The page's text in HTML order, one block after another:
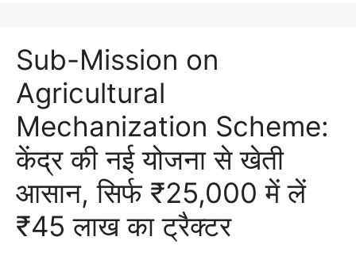
Sub-Mission on
Agricultural
Mechanization Scheme:
केंद्र की नई योजना से खेती
आसान, सिर्फ ₹25,000 में लें
₹45 लाख का ट्रैक्टर